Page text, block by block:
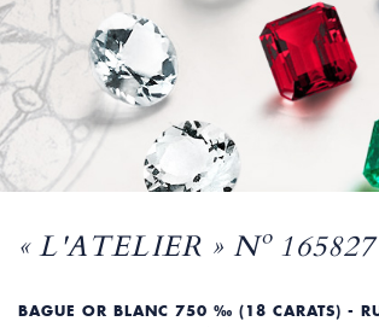
« L'ATELIER » Nº 165827
BAGUE OR BLANC 750 ‰ (18 CARATS) -